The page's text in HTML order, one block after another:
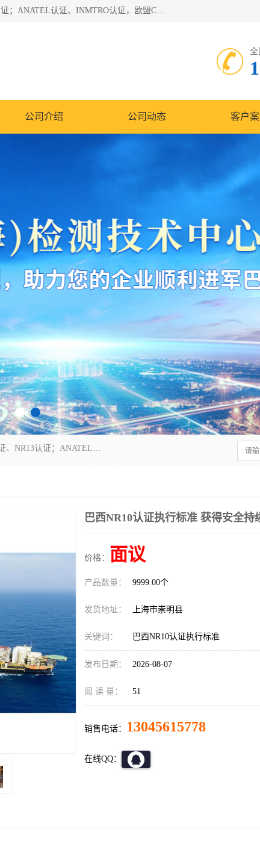
*是一家的测试、评估、检查与认机构，主要从事巴西NR10认证、NR12认证、NR13认证；ANATEL认证、INMTRO认证，欧盟CE认证：MD认证，PED认证，MID认证，ATEX认证，德国蓝色天使认证。
全
公司介绍 公司动态 客户案
*是一家的测试、评估、检查与认机构，主要从事巴西NR10认证、NR12认证、NR13认证；ANATEL认证、INMTRO认证，欧盟CE认证：MD认证，PED认证，MID认证，ATEX认证，德国蓝色天使认证。
巴西NR10认证执行标准 获得安全持
价格： 面议
产品数量： 9999.00个
发货地址： 上海市崇明县
关键词： 巴西NR10认证执行标准
发布日期： 2026-08-07
阅 读 量： 51
销售电话： 13045615778
在线QQ：